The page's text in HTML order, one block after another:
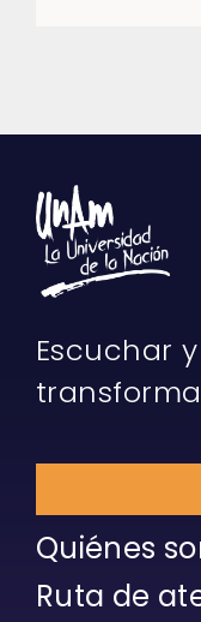
Escuchar
Quiénes
Ruta de